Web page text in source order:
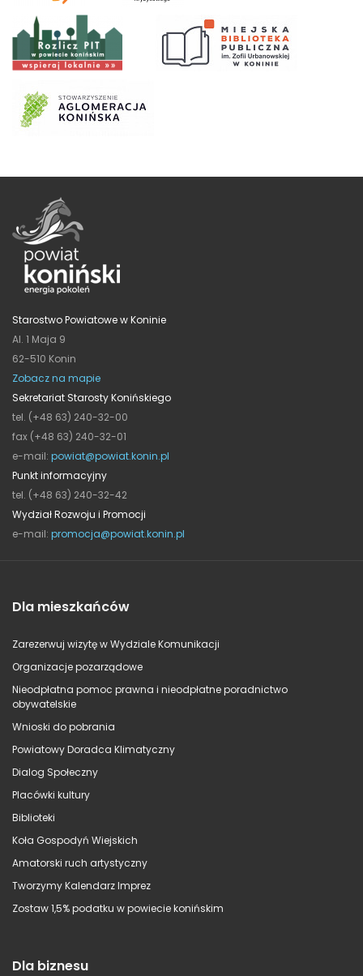
Starostwo Powiatowe w Koninie
Al. 1 Maja 9
62-510 Konin
Zobacz na mapie
Sekretariat Starosty Konińskiego
tel. (+48 63) 240-32-00
fax (+48 63) 240-32-01
e-mail: powiat@powiat.konin.pl
Punkt informacyjny
tel. (+48 63) 240-32-42
Wydział Rozwoju i Promocji
e-mail: promocja@powiat.konin.pl
Dla mieszkańców
Zarezerwuj wizytę w Wydziale Komunikacji
Organizacje pozarządowe
Nieodpłatna pomoc prawna i nieodpłatne poradnictwo
obywatelskie
Wnioski do pobrania
Powiatowy Doradca Klimatyczny
Dialog Społeczny
Placówki kultury
Biblioteki
Koła Gospodyń Wiejskich
Amatorski ruch artystyczny
Tworzymy Kalendarz Imprez
Zostaw 1,5% podatku w powiecie konińskim
Dla biznesu